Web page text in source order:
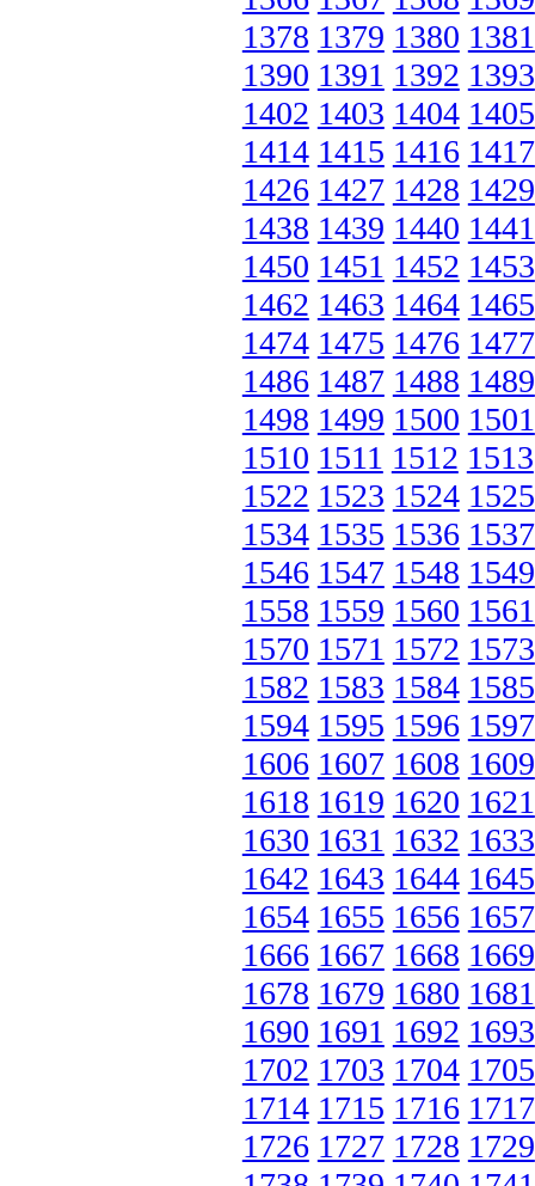
1378 1379 1380 1381
1390 1391 1392 1393
1402 1403 1404 1405
1414 1415 1416 1417
1426 1427 1428 1429
1438 1439 1440 1441
1450 1451 1452 1453
1462 1463 1464 1465
1474 1475 1476 1477
1486 1487 1488 1489
1498 1499 1500 1501
1510 1511 1512 1513
1522 1523 1524 1525
1534 1535 1536 1537
1546 1547 1548 1549
1558 1559 1560 1561
1570 1571 1572 1573
1582 1583 1584 1585
1594 1595 1596 1597
1606 1607 1608 1609
1618 1619 1620 1621
1630 1631 1632 1633
1642 1643 1644 1645
1654 1655 1656 1657
1666 1667 1668 1669
1678 1679 1680 1681
1690 1691 1692 1693
1702 1703 1704 1705
1714 1715 1716 1717
1726 1727 1728 1729